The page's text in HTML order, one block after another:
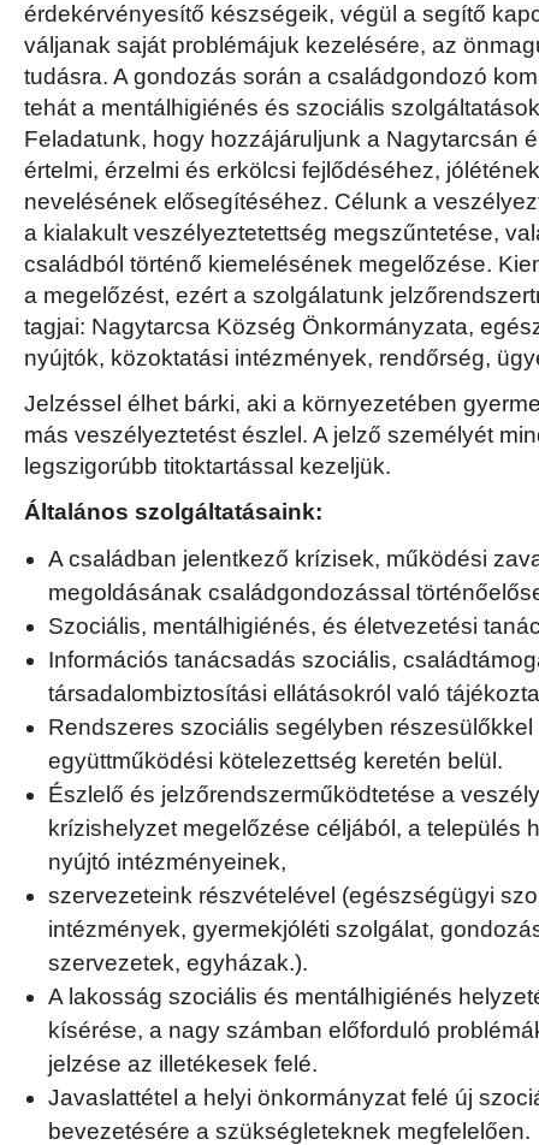
érdekérvényesítő készségeik, végül a segítő
váljanak saját problémájuk kezelésére, az
tudásra. A gondozás során a családgondozó
tehát a mentálhigiénés és szociális
Feladatunk, hogy hozzájáruljunk a Nagytarcsán
értelmi, érzelmi és erkölcsi fejlődéséhez,
nevelésének elősegítéséhez. Célunk a
a kialakult veszélyeztetettség megszűntetése,
családból történő kiemelésének megelőzése.
a megelőzést, ezért a szolgálatunk
tagjai: Nagytarcsa Község Önkormányzata,
nyújtók, közoktatási intézmények, rendőrség,
Jelzéssel élhet bárki, aki a környezetében
más veszélyeztetést észlel. A jelző személyét
legszigorúbb titoktartással kezeljük.
Általános szolgáltatásaink:
A családban jelentkező krízisek, működési
megoldásának családgondozással
Szociális, mentálhigiénés, és életvezetési
Információs tanácsadás szociális,
társadalombiztosítási ellátásokról való
Rendszeres szociális segélyben
együttműködési kötelezettség keretén belül.
Észlelő és jelzőrendszerműködtetése a
krízishelyzet megelőzése céljából, a település
nyújtó intézményeinek,
szervezeteink részvételével (egészségügyi
intézmények, gyermekjóléti szolgálat,
szervezetek, egyházak.).
A lakosság szociális és mentálhigiénés
kísérése, a nagy számban előforduló
jelzése az illetékesek felé.
Javaslattétel a helyi önkormányzat felé új
bevezetésére a szükségleteknek megfelelően.